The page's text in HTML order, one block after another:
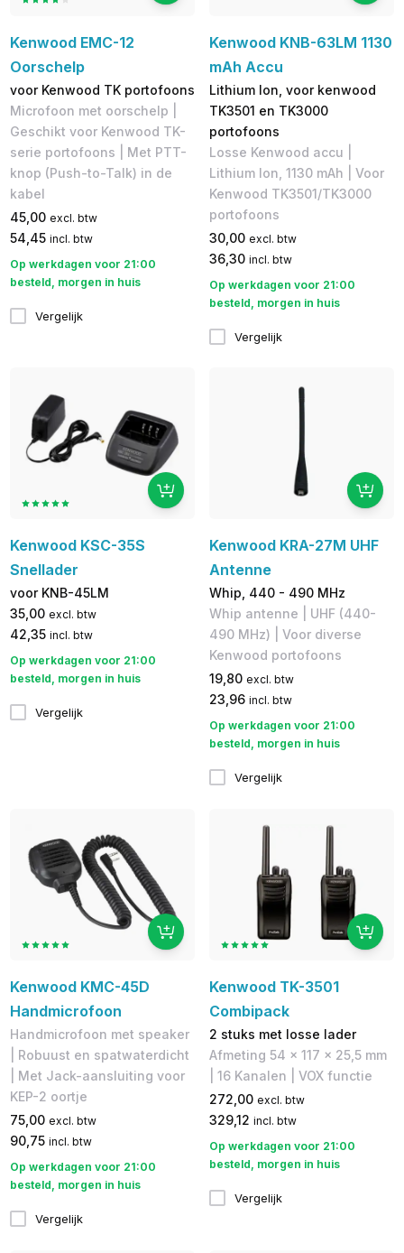
Kenwood EMC-12
Oorschelp
voor Kenwood TK portofoons
Microfoon met oorschelp |
Geschikt voor Kenwood TK-
serie portofoons | Met ​PTT-
knop (Push-to-Talk) in de
kabel
45,00 excl. btw
54,45 incl. btw
Op werkdagen voor 21:00
besteld, morgen in huis
Vergelijk
Kenwood KNB-63LM 1130
mAh Accu
Lithium Ion, voor kenwood
TK3501 en TK3000
portofoons
Losse Kenwood accu |
Lithium Ion, 1130 mAh | Voor
Kenwood TK3501/TK3000
portofoons
30,00 excl. btw
36,30 incl. btw
Op werkdagen voor 21:00
besteld, morgen in huis
Vergelijk
Kenwood KSC-35S
Snellader
voor KNB-45LM
35,00 excl. btw
42,35 incl. btw
Op werkdagen voor 21:00
besteld, morgen in huis
Vergelijk
Kenwood KRA-27M UHF
Antenne
Whip, 440 - 490 MHz
Whip antenne | UHF (440-
490 MHz) | Voor diverse
Kenwood portofoons
19,80 excl. btw
23,96 incl. btw
Op werkdagen voor 21:00
besteld, morgen in huis
Vergelijk
Kenwood KMC-45D
Handmicrofoon
Handmicrofoon met speaker
| ​Robuust en spatwaterdicht
| Met Jack-aansluiting voor
KEP-2 oortje
75,00 excl. btw
90,75 incl. btw
Op werkdagen voor 21:00
besteld, morgen in huis
Vergelijk
Kenwood TK-3501
Combipack
2 stuks met losse lader
Afmeting 54 x 117 x 25,5 mm
| 16 Kanalen | VOX functie
272,00 excl. btw
329,12 incl. btw
Op werkdagen voor 21:00
besteld, morgen in huis
Vergelijk